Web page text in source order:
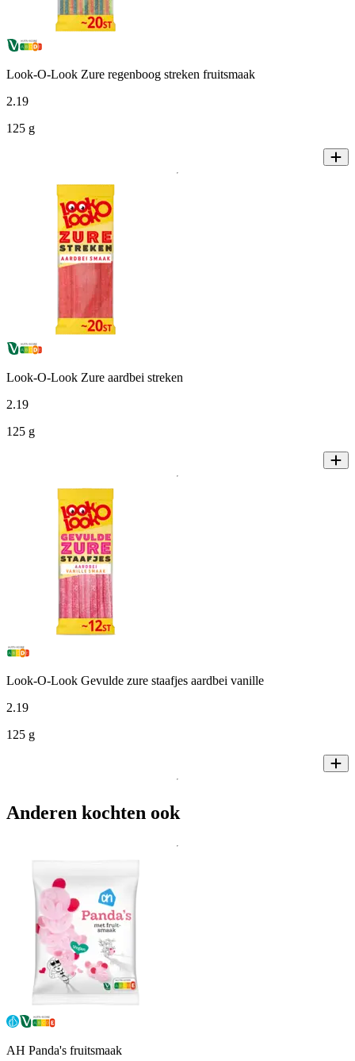
Look-O-Look Zure regenboog streken fruitsmaak
2.19
125 g
Look-O-Look Zure aardbei streken
2.19
125 g
Look-O-Look Gevulde zure staafjes aardbei vanille
2.19
125 g
Anderen kochten ook
AH Panda's fruitsmaak